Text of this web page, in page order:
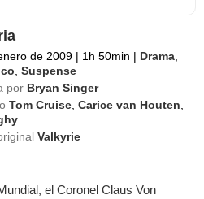
de 2009 | 1h 50min | Drama
,Suspense
por Bryan Singer
Tom Cruise ,Carice van Houten
Valkyrie
el Coronel Claus Von